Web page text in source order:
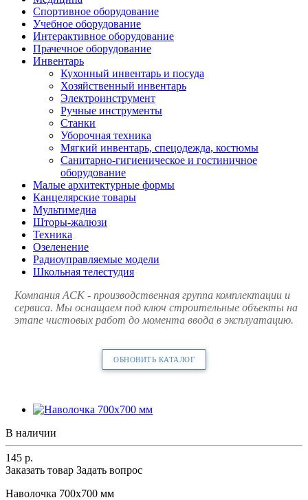
Спортивное оборудование
Учебное оборудование
Интерактивное оборудование
Прачечное оборудование
Инвентарь
Кухонный инвентарь и посуда
Хозяйственный инвентарь
Электроинструмент
Ручные инструменты
Станки
Уборочная техника
Мягкий инвентарь, спецодежда, костюмы
Санитарно-гигиеническое и гостиничное
оборудование
Малые архитектурные формы
Канцелярские товары
Мультимедиа
Шторы-жалюзи
Техника
Озеленение
Радиоуправляемые модели
Школьная телестудия
Компания АСК - производственная группа комплектации и
сервиса. Мы оснащаем под ключ строительные объекты на
этапе чистовых работ до момента ввода в эксплуатацию.
ОБНОВИТЬ КАТАЛОГ
В наличии
145 р.
Заказать товар Задать вопрос
Наволочка 700х700 мм